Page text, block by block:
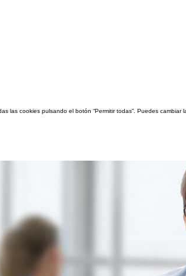
las cookies pulsando el botón “Permitir todas”. Puedes cambiar